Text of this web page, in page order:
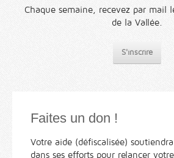
Chaque semaine, recevez par mail
de la Vallée.
S'inscrire
Faites un don !
Votre aide (défiscalisée)
dans ses efforts pour relancer